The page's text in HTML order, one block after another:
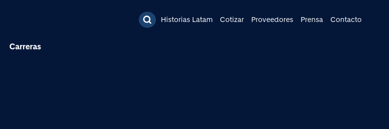
Pasar al contenido principal
Historias Latam Cotizar Proveedores Prensa Contacto
Carreras